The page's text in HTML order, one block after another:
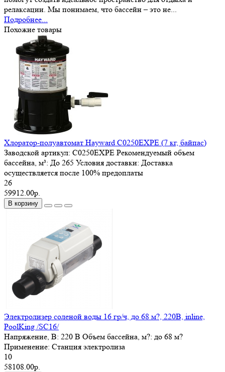
релаксации. Мы понимаем, что бассейн – это не...
Подробнее...
Похожие товары
Хлоратор-полуавтомат Hayward C0250EXPE (7 кг, байпас)
Заводской артикул: C0250EXPE Рекомендуемый объем
бассейна, м³: До 265 Условия доставки: Доставка
осуществляется после 100% предоплаты
26
59912.00р.
В корзину
Электролизер соленой воды 16 гр/ч, до 68 м?, 220В, inline,
PoolKing /SC16/
Напряжение, В: 220 В Объем бассейна, м?: до 68 м?
Применение: Станция электролиза
10
58108.00р.